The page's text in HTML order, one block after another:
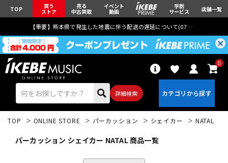
TOP 買う
ストア
売る
中古買取
イベント
動画
学割
サービス 店舗一覧
【重要】熊本県で発生した地震に伴う配送の遅延について(07月29日
詳細検索
0
TOP ONLINE STORE パーカッション シェイカー NATAL
パーカッション シェイカー NATAL 商品一覧